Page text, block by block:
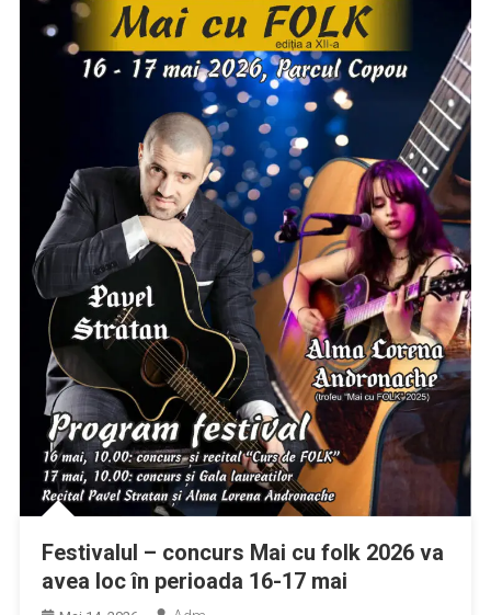
Festivalul – concurs Mai cu folk 2026 va
avea loc în perioada 16-17 mai